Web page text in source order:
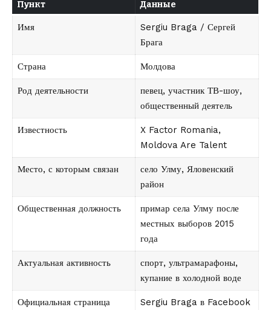
Пункт Данные
Имя
Sergiu Braga / Сергей
Брага
Страна Молдова
Род деятельности
певец, участник ТВ-шоу,
общественный деятель
Известность
X Factor Romania,
Moldova Are Talent
Место, с которым связан
село Улму, Яловенский
район
Общественная должность
примар села Улму после
местных выборов 2015
года
Актуальная активность
спорт, ультрамарафоны,
купание в холодной воде
Официальная страница Sergiu Braga в Facebook